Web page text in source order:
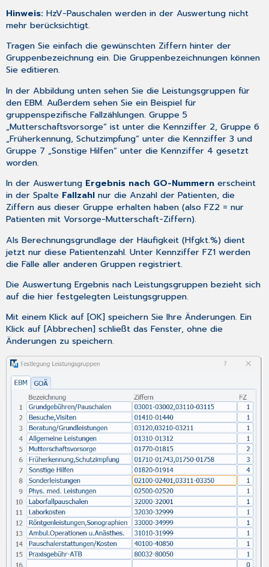
Hinweis:HzV-Pauschalen werden in der Auswertung nicht
mehr berücksichtigt.
Tragen Sie einfach die gewünschten Ziffern hinter der
Gruppenbezeichnung ein. Die Gruppenbezeichnungen können
Sie editieren.
In der Abbildung unten sehen Sie die Leistungsgruppen für
den EBM. Außerdem sehen Sie ein Beispiel für
gruppenspezifische Fallzählungen. Gruppe 5
„Mutterschaftsvorsorge“ ist unter die Kennziffer 2, Gruppe 6
„Früherkennung, Schutzimpfung“ unter die Kennziffer 3 und
Gruppe 7 „Sonstige Hilfen“ unter die Kennziffer 4 gesetzt
worden.
In der Auswertung Ergebnis nach GO-Nummern erscheint
in der Spalte Fallzahl nur die Anzahl der Patienten, die
Ziffern aus dieser Gruppe erhalten haben (also FZ2 = nur
Patienten mit Vorsorge-Mutterschaft-Ziffern).
Als Berechnungsgrundlage der Häufigkeit (Hfgkt.%) dient
jetzt nur diese Patientenzahl. Unter Kennziffer FZ1 werden
die Fälle aller anderen Gruppen registriert.
Die AuswertungErgebnis nach Leistungsgruppen bezieht sich
auf die hier festgelegten Leistungsgruppen.
Mit einem Klick auf [OK] speichern Sie Ihre Änderungen. Ein
Klick auf [Abbrechen] schließt das Fenster, ohne die
Änderungen zu speichern.